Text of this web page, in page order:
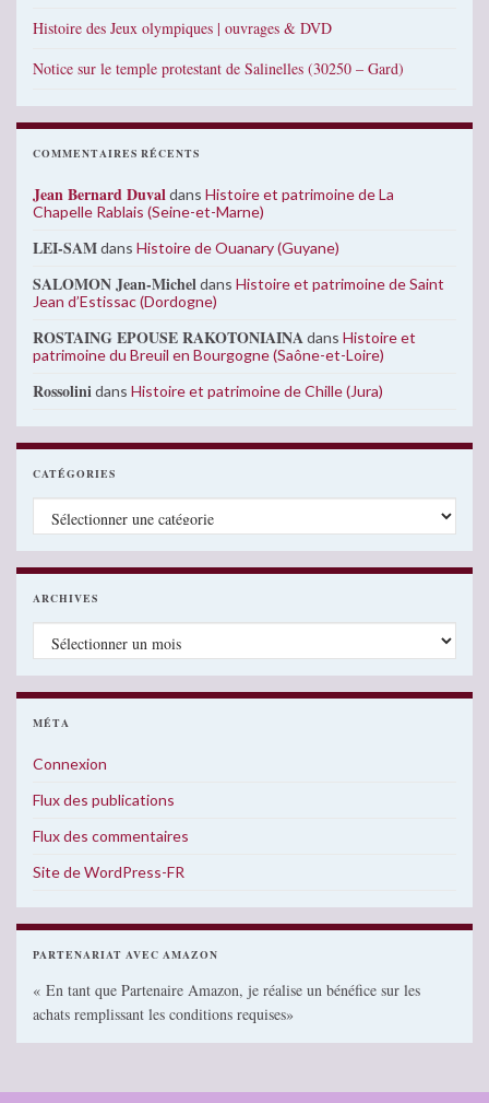
Histoire des Jeux olympiques | ouvrages & DVD
Notice sur le temple protestant de Salinelles (30250 – Gard)
COMMENTAIRES RÉCENTS
Jean Bernard Duvaldans Histoire et patrimoine de La
Chapelle Rablais (Seine-et-Marne)
LEI-SAMdans Histoire de Ouanary (Guyane)
SALOMON Jean-Micheldans Histoire et patrimoine de Saint
Jean d’Estissac (Dordogne)
ROSTAING EPOUSE RAKOTONIAINAdans Histoire et
patrimoine du Breuil en Bourgogne (Saône-et-Loire)
Rossolinidans Histoire et patrimoine de Chille (Jura)
CATÉGORIES
Catégories
ARCHIVES
Archives
MÉTA
Connexion
Flux des publications
Flux des commentaires
Site de WordPress-FR
PARTENARIAT AVEC AMAZON
« En tant que Partenaire Amazon, je réalise un bénéfice sur les
achats remplissant les conditions requises»